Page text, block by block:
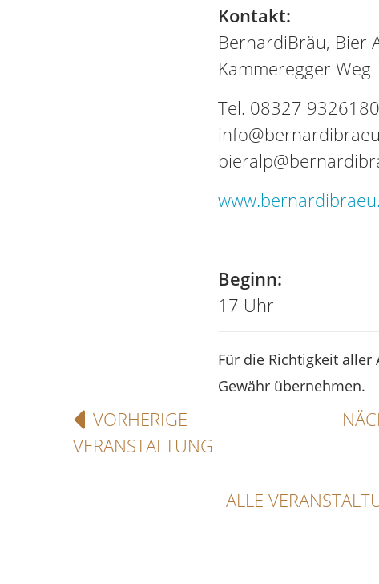
Kontakt:
BernardiBräu, Bier
Kammeregger
Tel. 08327
Beginn:
17 Uhr
Für die Richtigkeit
Gewähr übernehmen.
VORHERIGE
VERANSTALTUNG
ALLE